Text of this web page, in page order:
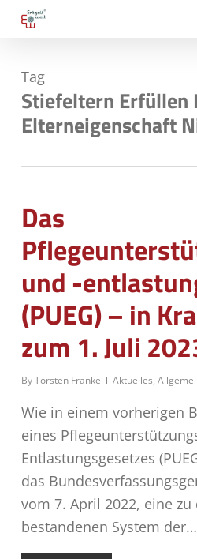
Skip
content
Tag
Stiefeltern Erfüllen
Elterneigenschaft
Das
und -
(PUEG) – in
zum 1. Juli
ByTorsten Franke Aktuelles,
Wie in einem vorherigen
eines
Entlastungsgesetzes
das
vom 7. April 2022, eine
bestandenen System der…